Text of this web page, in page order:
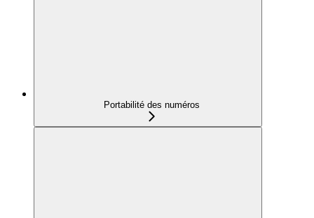
Portabilité des numéros